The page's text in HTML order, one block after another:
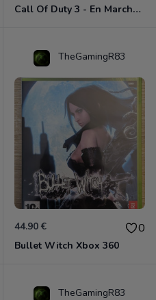
Call Of Duty 3 - En Marche Vers Paris Xbox 360
TheGamingR83
44.90 € 0
Bullet Witch Xbox 360
TheGamingR83